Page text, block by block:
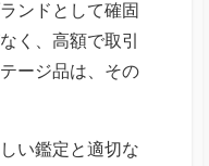
ンドとして確固
く、高額で取引
ージ品は、その
い鑑定と適切な